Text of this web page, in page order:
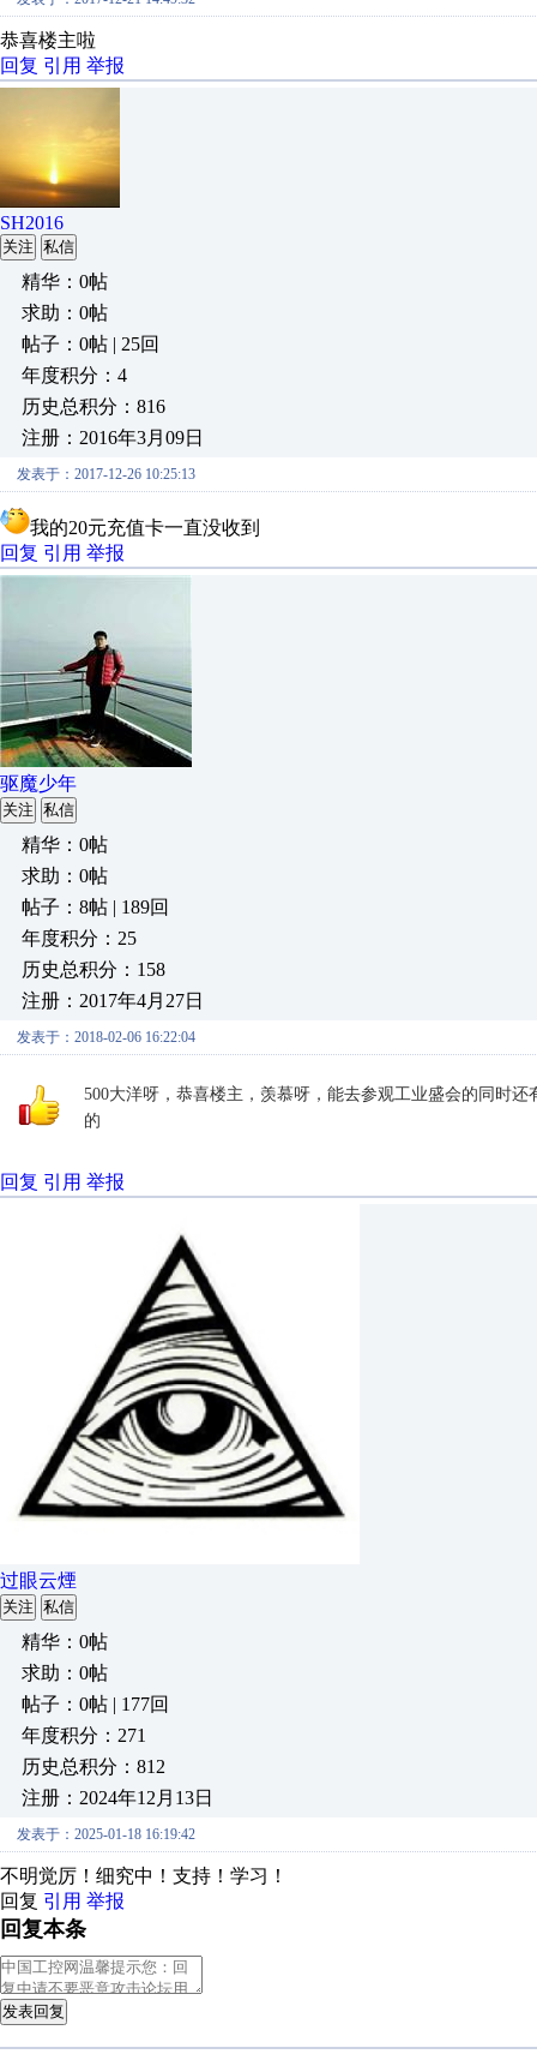
恭喜楼主啦
回复 引用 举报
SH2016
关注 私信
精华：0帖
求助：0帖
帖子：0帖 | 25回
年度积分：4
历史总积分：816
注册：2016年3月09日
发表于：2017-12-26 10:25:13
我的20元充值卡一直没收到
回复 引用 举报
驱魔少年
关注 私信
精华：0帖
求助：0帖
帖子：8帖 | 189回
年度积分：25
历史总积分：158
注册：2017年4月27日
发表于：2018-02-06 16:22:04
500大洋呀，恭喜楼主，羡慕呀，能去参观工业盛会的同时还
的
回复 引用 举报
过眼云煙
关注 私信
精华：0帖
求助：0帖
帖子：0帖 | 177回
年度积分：271
历史总积分：812
注册：2024年12月13日
发表于：2025-01-18 16:19:42
不明觉厉！细究中！支持！学习！
回复 引用 举报
回复本条
发表回复